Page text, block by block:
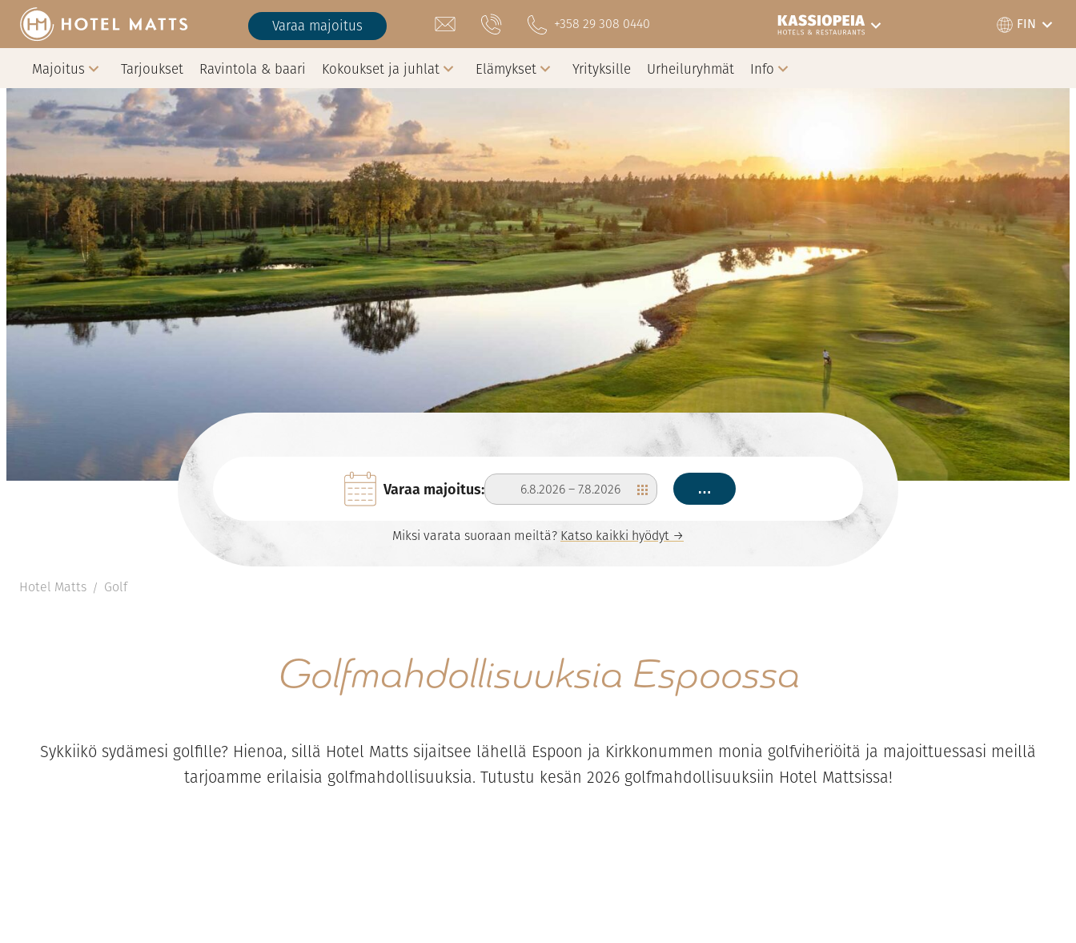
Siirry
sisältöön
Varaa majoitus +358 29 308 0440 FIN
Majoitus Tarjoukset Ravintola & baari Kokoukset ja juhlat Elämykset Yrityksille Urheiluryhmät Info
Varaa majoitus: 6.8.2026–7.8.2026 …
Miksi varata suoraan meiltä? Katso kaikki hyödyt →
Hotel Matts / Golf
Golfmahdollisuuksia Espoossa
Sykkiikö sydämesi golfille? Hienoa, sillä Hotel Matts sijaitsee lähellä Espoon ja Kirkkonummen monia golfviheriöitä ja majoittuessasi meillä
tarjoamme erilaisia golfmahdollisuuksia. Tutustu kesän 2026 golfmahdollisuuksiin Hotel Mattsissa!